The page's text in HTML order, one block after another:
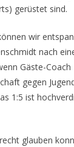
gerüstet sind.
wir
nach
Gäste-
gegen
1:5 ist
glauben